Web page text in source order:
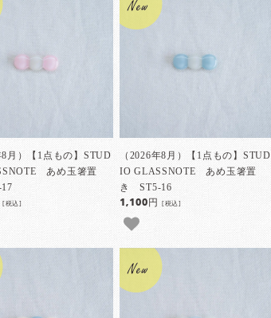
月）【1点もの】STUD
あめ玉箸置
[税込]
（2026年8月）【1点もの】STUD
IO GLASSNOTE あめ玉箸置
き ST5-16
1,100円[税込]